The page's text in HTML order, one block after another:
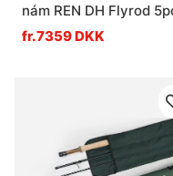
nám REN DH Flyrod
fr.7359 DKK